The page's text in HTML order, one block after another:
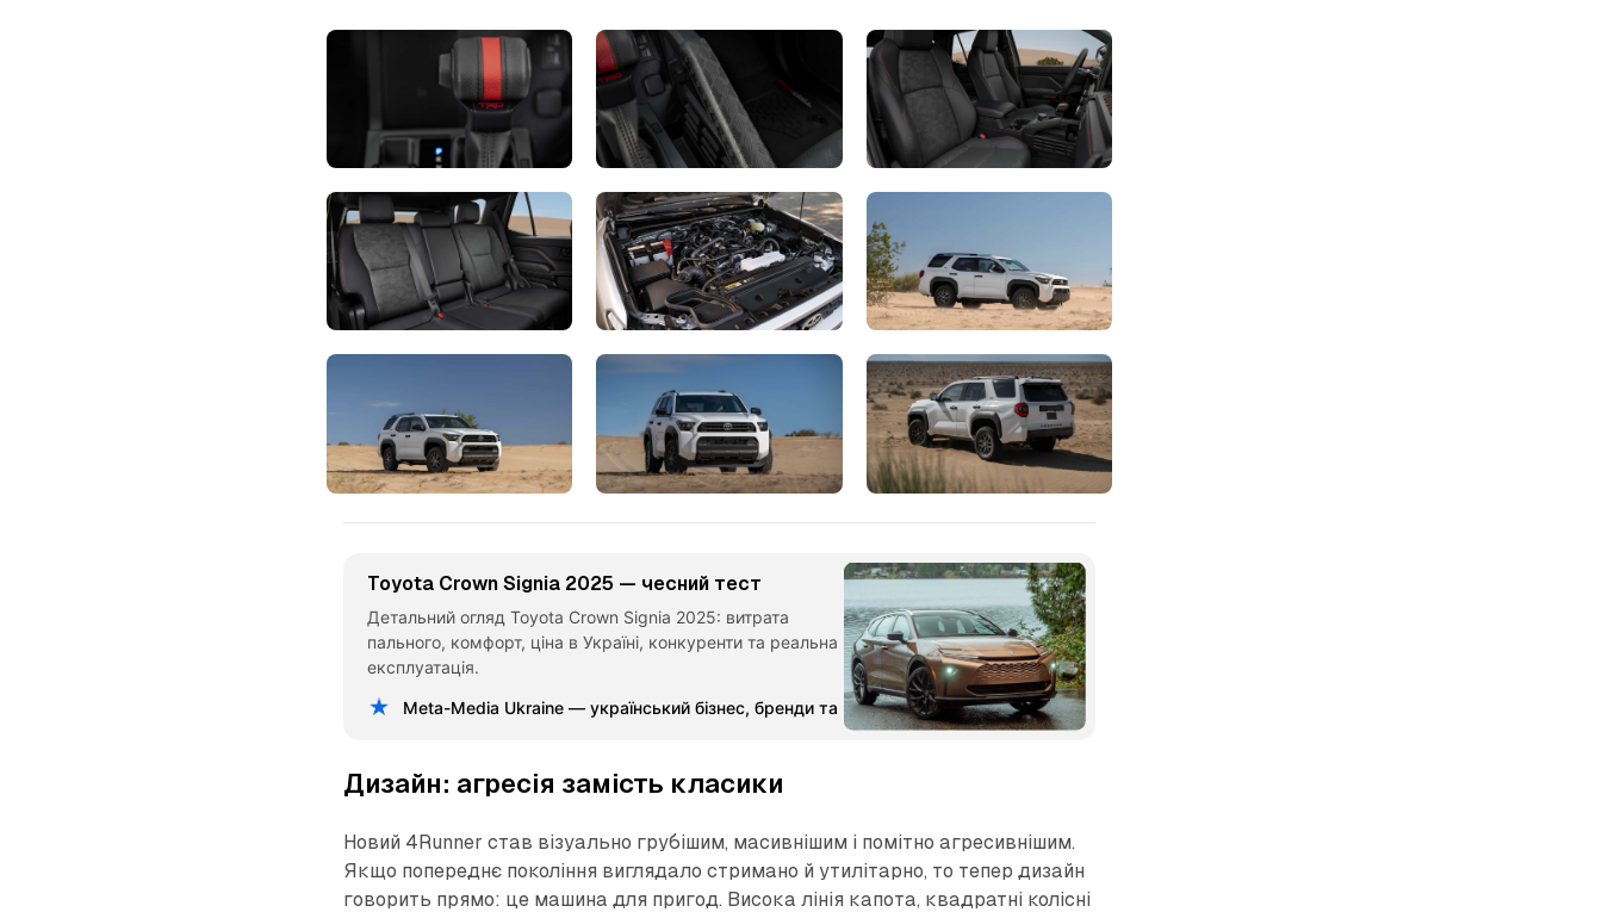
Toyota Crown Signia 2025 — чесний тест
Детальний огляд Toyota Crown Signia 2025: витрата
пального, комфорт, ціна в Україні, конкуренти та реальна
експлуатація.
Meta-Media Ukraine — український бізнес, бренди та партнерства
Команда Мета-Медіа
Дизайн: агресія замість класики
Новий 4Runner став візуально грубішим, масивнішим і помітно агресивнішим.
Якщо попереднє покоління виглядало стримано й утилітарно, то тепер дизайн
говорить прямо: це машина для пригод. Висока лінія капота, квадратні колісні